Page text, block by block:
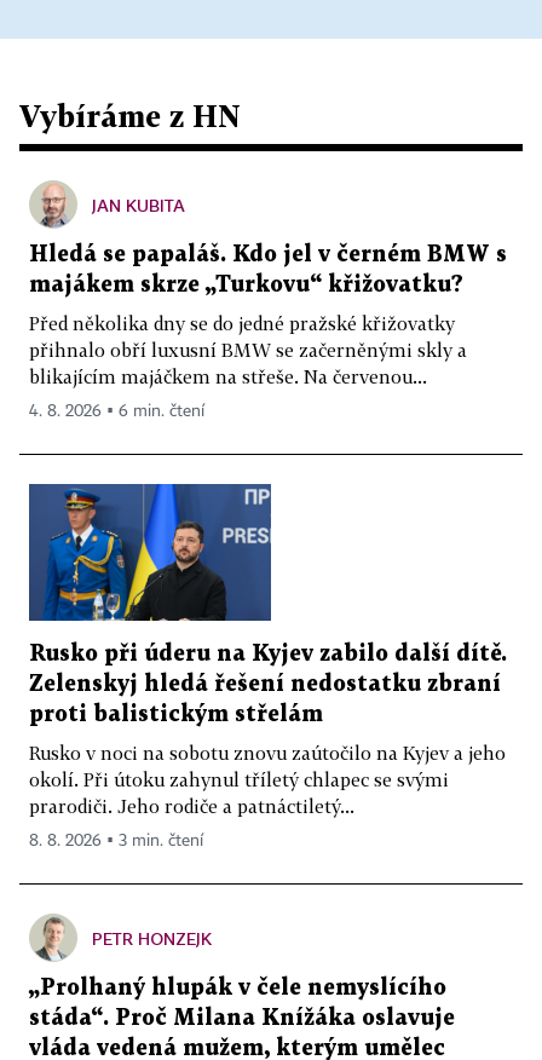
Vybíráme z HN
JAN KUBITA
Hledá se papaláš. Kdo jel v černém BMW s
majákem skrze „Turkovu“ křižovatku?
Před několika dny se do jedné pražské křižovatky
přihnalo obří luxusní BMW se začerněnými skly a
blikajícím majáčkem na střeše. Na červenou...
4. 8. 2026 ▪ 6 min. čtení
Rusko při úderu na Kyjev zabilo další dítě.
Zelenskyj hledá řešení nedostatku zbraní
proti balistickým střelám
Rusko v noci na sobotu znovu zaútočilo na Kyjev a jeho
okolí. Při útoku zahynul tříletý chlapec se svými
prarodiči. Jeho rodiče a patnáctiletý...
8. 8. 2026 ▪ 3 min. čtení
PETR HONZEJK
„Prolhaný hlupák v čele nemyslícího
stáda“. Proč Milana Knížáka oslavuje
vláda vedená mužem, kterým umělec